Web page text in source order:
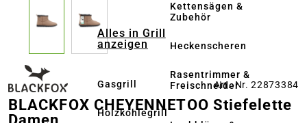
Alles in Grill
anzeigen
Gasgrill
Holzkohlegrill
Kettensägen &
Zubehör
Heckenscheren
Rasentrimmer &
FreischneiderArt.-Nr. 22873384
BLACKFOX CHEYENNETOO Stiefelette